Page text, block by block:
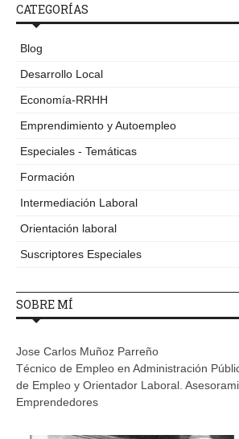
CATEGORÍAS
Blog
Desarrollo Local
Economía-RRHH
Emprendimiento y Autoempleo
Especiales - Temáticas
Formación
Intermediación Laboral
Orientación laboral
Suscriptores Especiales
SOBRE MÍ
Jose Carlos Muñoz Parreño
Técnico de Empleo en Administración
de Empleo y Orientador Laboral.
Emprendedores